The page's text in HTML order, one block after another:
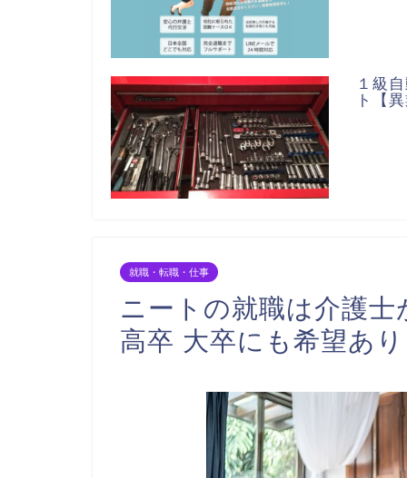
１級
ト【
就職・転職・仕事
ニートの就職は介護
高卒 大卒にも希望あ